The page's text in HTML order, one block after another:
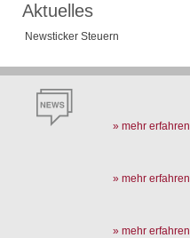
Aktuelles
Newsticker Steuern
» mehr erfahren
» mehr erfahren
» mehr erfahren